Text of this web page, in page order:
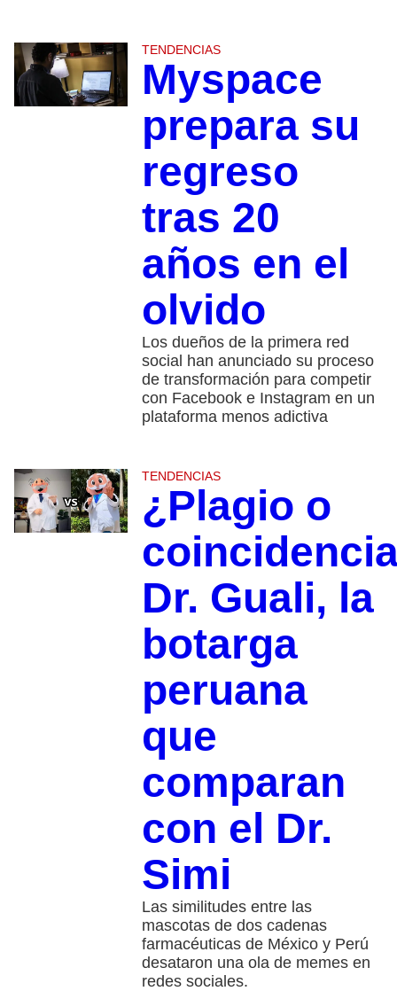
TENDENCIAS
Myspace
prepara su
regreso
tras 20
años en el
olvido
Los dueños de la primera red
social han anunciado su proceso
de transformación para competir
con Facebook e Instagram en un
plataforma menos adictiva
TENDENCIAS
¿Plagio o
Dr. Guali, la
botarga
peruana
que
comparan
con el Dr.
Simi
Las similitudes entre las
mascotas de dos cadenas
farmacéuticas de México y Perú
desataron una ola de memes en
redes sociales.